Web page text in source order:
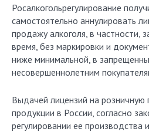
Росалкогольрегулирование получило право
самостоятельно аннулировать
продажу алкоголя, в частности,
время, без маркировки и
ниже минимальной, в
несовершеннолетним
Выдачей лицензий на розничную
продукции в России, согласно
регулировании ее производства